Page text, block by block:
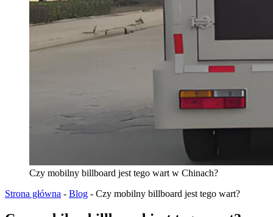
Czy mobilny billboard jest tego wart w Chinach?
Strona główna - Blog - Czy mobilny billboard jest tego wart?